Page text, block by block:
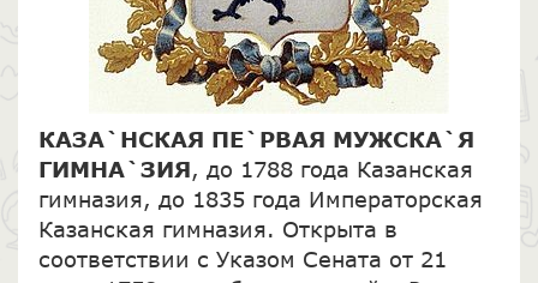
КАЗА`НСКАЯ ПЕ`РВАЯ МУЖСКА`Я
ГИМНА`ЗИЯ, до 1788 года Казанская
гимназия, до 1835 года Императорская
Казанская гимназия. Открыта в
соответствии с Указом Сената от 21